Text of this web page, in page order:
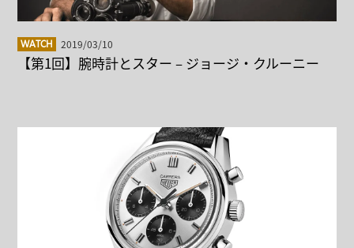
WATCH 2019/03/10
【第1回】腕時計とスター – ジョージ・クルーニー